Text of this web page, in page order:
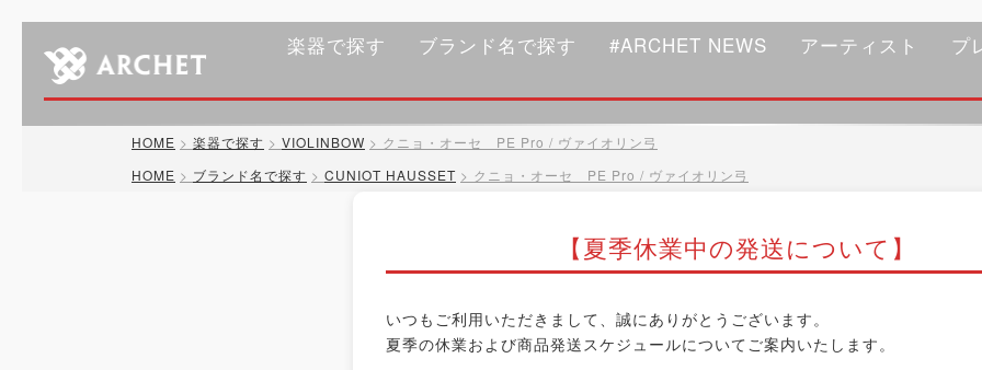
楽器で探す ブランド名で探す #ARCHET NEWS アーティスト プ
HOME 楽器で探す VIOLINBOW
クニョ・オーセ PE Pro / ヴァイオリン弓
HOME
ブランド名で探す CUNIOT HAUSSET クニョ・オーセ PE Pro / ヴァイオリン弓
【夏季休業中の発送について】
いつもご利用いただきまして、誠にありがとうございます。
夏季の休業および商品発送スケジュールについてご案内いたします。